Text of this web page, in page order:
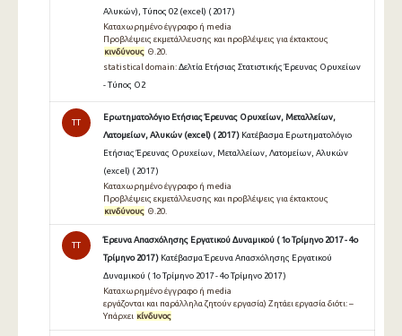
Αλυκών), Τύπος 02 (excel) ( 2017 )
Καταχωρημένο έγγραφο ή media
Προβλέψεις εκμετάλλευσης και προβλέψεις για έκτακτους
κινδύνους Θ.20.
statistical domain:Δελτία Ετήσιας Στατιστικής Έρευνας Ορυχείων
- Τύπος Ο2
TT
Ερωτηματολόγιο Ετήσιας Έρευνας Ορυχείων, Μεταλλείων,
Λατομείων, Αλυκών (excel) ( 2017 ) Κατέβασμα Ερωτηματολόγιο
Ετήσιας Έρευνας Ορυχείων, Μεταλλείων, Λατομείων, Αλυκών
(excel) ( 2017 )
Καταχωρημένο έγγραφο ή media
Προβλέψεις εκμετάλλευσης και προβλέψεις για έκτακτους
κινδύνους Θ.20.
TT
Έρευνα Απασχόλησης Εργατικού Δυναμικού ( 1ο Τρίμηνο 2017 - 4ο
Τρίμηνο 2017 ) Κατέβασμα Έρευνα Απασχόλησης Εργατικού
Δυναμικού ( 1ο Τρίμηνο 2017 - 4ο Τρίμηνο 2017 )
Καταχωρημένο έγγραφο ή media
εργάζονται και παράλληλα ζητούν εργασία) Ζητάει εργασία διότι: –
Υπάρχει κίνδυνος